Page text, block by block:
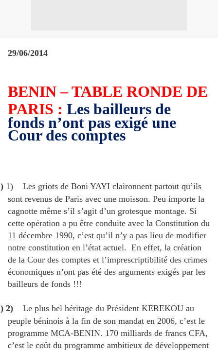
29/06/2014
BENIN – TABLE RONDE DE
PARIS : Les bailleurs de
fonds n’ont pas exigé une
Cour des comptes
1) Les griots de Boni YAYI claironnent partout qu’ils
sont revenus de Paris avec une moisson. Peu importe la
cagnotte même s’il s’agit d’un grotesque montage. Si
cette opération a pu être conduite avec la Constitution du
11 décembre 1990, c’est qu’il n’y a pas lieu de modifier
notre constitution en l’état actuel. En effet, la création
de la Cour des comptes et l’imprescriptibilité des crimes
économiques n’ont pas été des arguments exigés par les
bailleurs de fonds !!!
2) Le plus bel héritage du Président KEREKOU au
peuple béninois à la fin de son mandat en 2006, c’est le
programme MCA-BENIN. 170 milliards de francs CFA,
c’est le coût du programme ambitieux de développement